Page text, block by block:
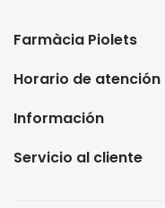
Farmàcia Piolets
Horario de atención
Información
Servicio al cliente